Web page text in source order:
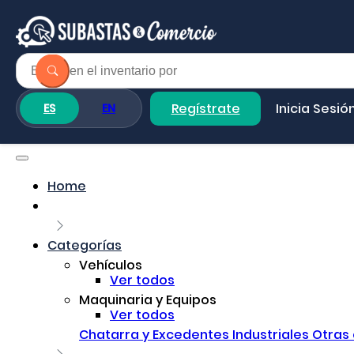
ES EN Regístrate Inicia
Home
Categorías
Vehículos
Ver todos
Maquinaria y Equipos
Ver todos
Chatarra y Excedentes Industriales Otras